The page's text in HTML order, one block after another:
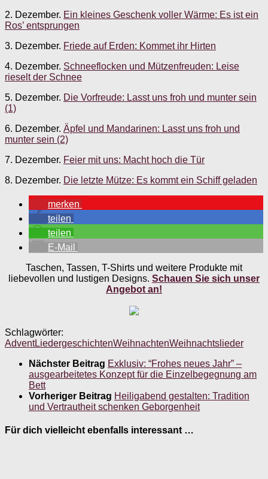
2. Dezember. Ein kleines Geschenk voller Wärme: Es ist ein
Ros’ entsprungen
3. Dezember. Friede auf Erden: Kommet ihr Hirten
4. Dezember. Schneeflocken und Mützenfreuden: Leise
rieselt der Schnee
5. Dezember. Die Vorfreude: Lasst uns froh und munter sein
(1)
6. Dezember. Äpfel und Mandarinen: Lasst uns froh und
munter sein (2)
7. Dezember. Feier mit uns: Macht hoch die Tür
8. Dezember. Die letzte Mütze: Es kommt ein Schiff geladen
merken
teilen
teilen
E-Mail
Taschen, Tassen, T-Shirts und weitere Produkte mit
liebevollen und lustigen Designs. Schauen Sie sich unser
Angebot an!
Schlagwörter:
AdventLiedergeschichtenWeihnachtenWeihnachtslieder
Nächster Beitrag Exklusiv: “Frohes neues Jahr” –
ausgearbeitetes Konzept für die Einzelbegegnung am
Bett
Vorheriger Beitrag Heiligabend gestalten: Tradition
und Vertrautheit schenken Geborgenheit
Für dich vielleicht ebenfalls interessant …